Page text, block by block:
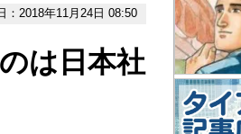
：2018年11月24日 08:50
は日本社